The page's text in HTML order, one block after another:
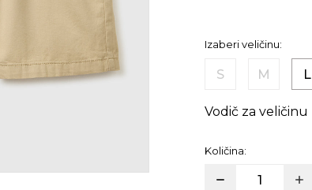
Izaberi veličinu:
S M L
Vodič za veličinu
Količina: